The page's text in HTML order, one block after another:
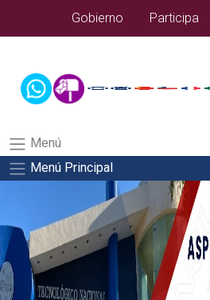
alumnos/pdfSalida del comando:
Gobierno Participa
Menú
Menú Principal